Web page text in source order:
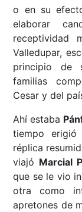
o en su
elaborar
receptividad
Valledupar,
principio de
familias
Cesar y del
Ahí estaba
tiempo erigió
réplica
viajó Marcial
que se le vio
otra como
apretones de